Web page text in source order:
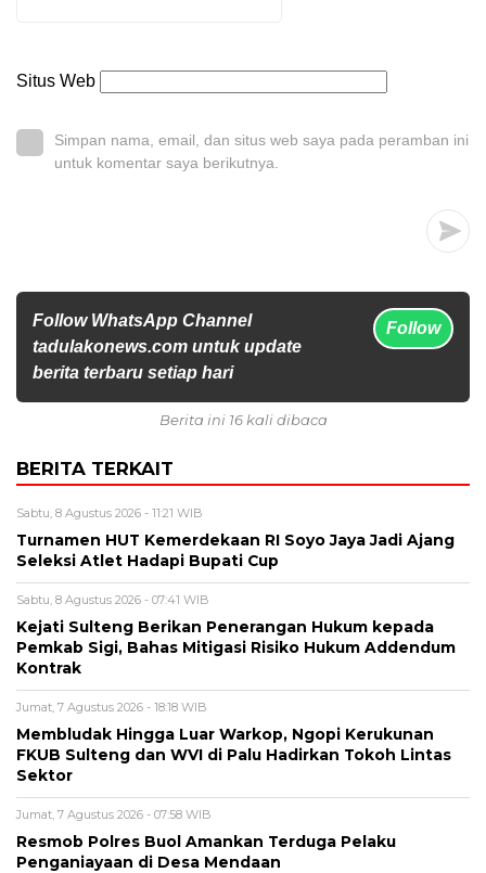
Situs Web
Simpan nama, email, dan situs web saya pada peramban ini
untuk komentar saya berikutnya.
Follow WhatsApp Channel
tadulakonews.com untuk update
berita terbaru setiap hari
Follow
Berita ini 16 kali dibaca
BERITA TERKAIT
Sabtu, 8 Agustus 2026 - 11:21 WIB
Turnamen HUT Kemerdekaan RI Soyo Jaya Jadi Ajang
Seleksi Atlet Hadapi Bupati Cup
Sabtu, 8 Agustus 2026 - 07:41 WIB
Kejati Sulteng Berikan Penerangan Hukum kepada
Pemkab Sigi, Bahas Mitigasi Risiko Hukum Addendum
Kontrak
Jumat, 7 Agustus 2026 - 18:18 WIB
Membludak Hingga Luar Warkop, Ngopi Kerukunan
FKUB Sulteng dan WVI di Palu Hadirkan Tokoh Lintas
Sektor
Jumat, 7 Agustus 2026 - 07:58 WIB
Resmob Polres Buol Amankan Terduga Pelaku
Penganiayaan di Desa Mendaan